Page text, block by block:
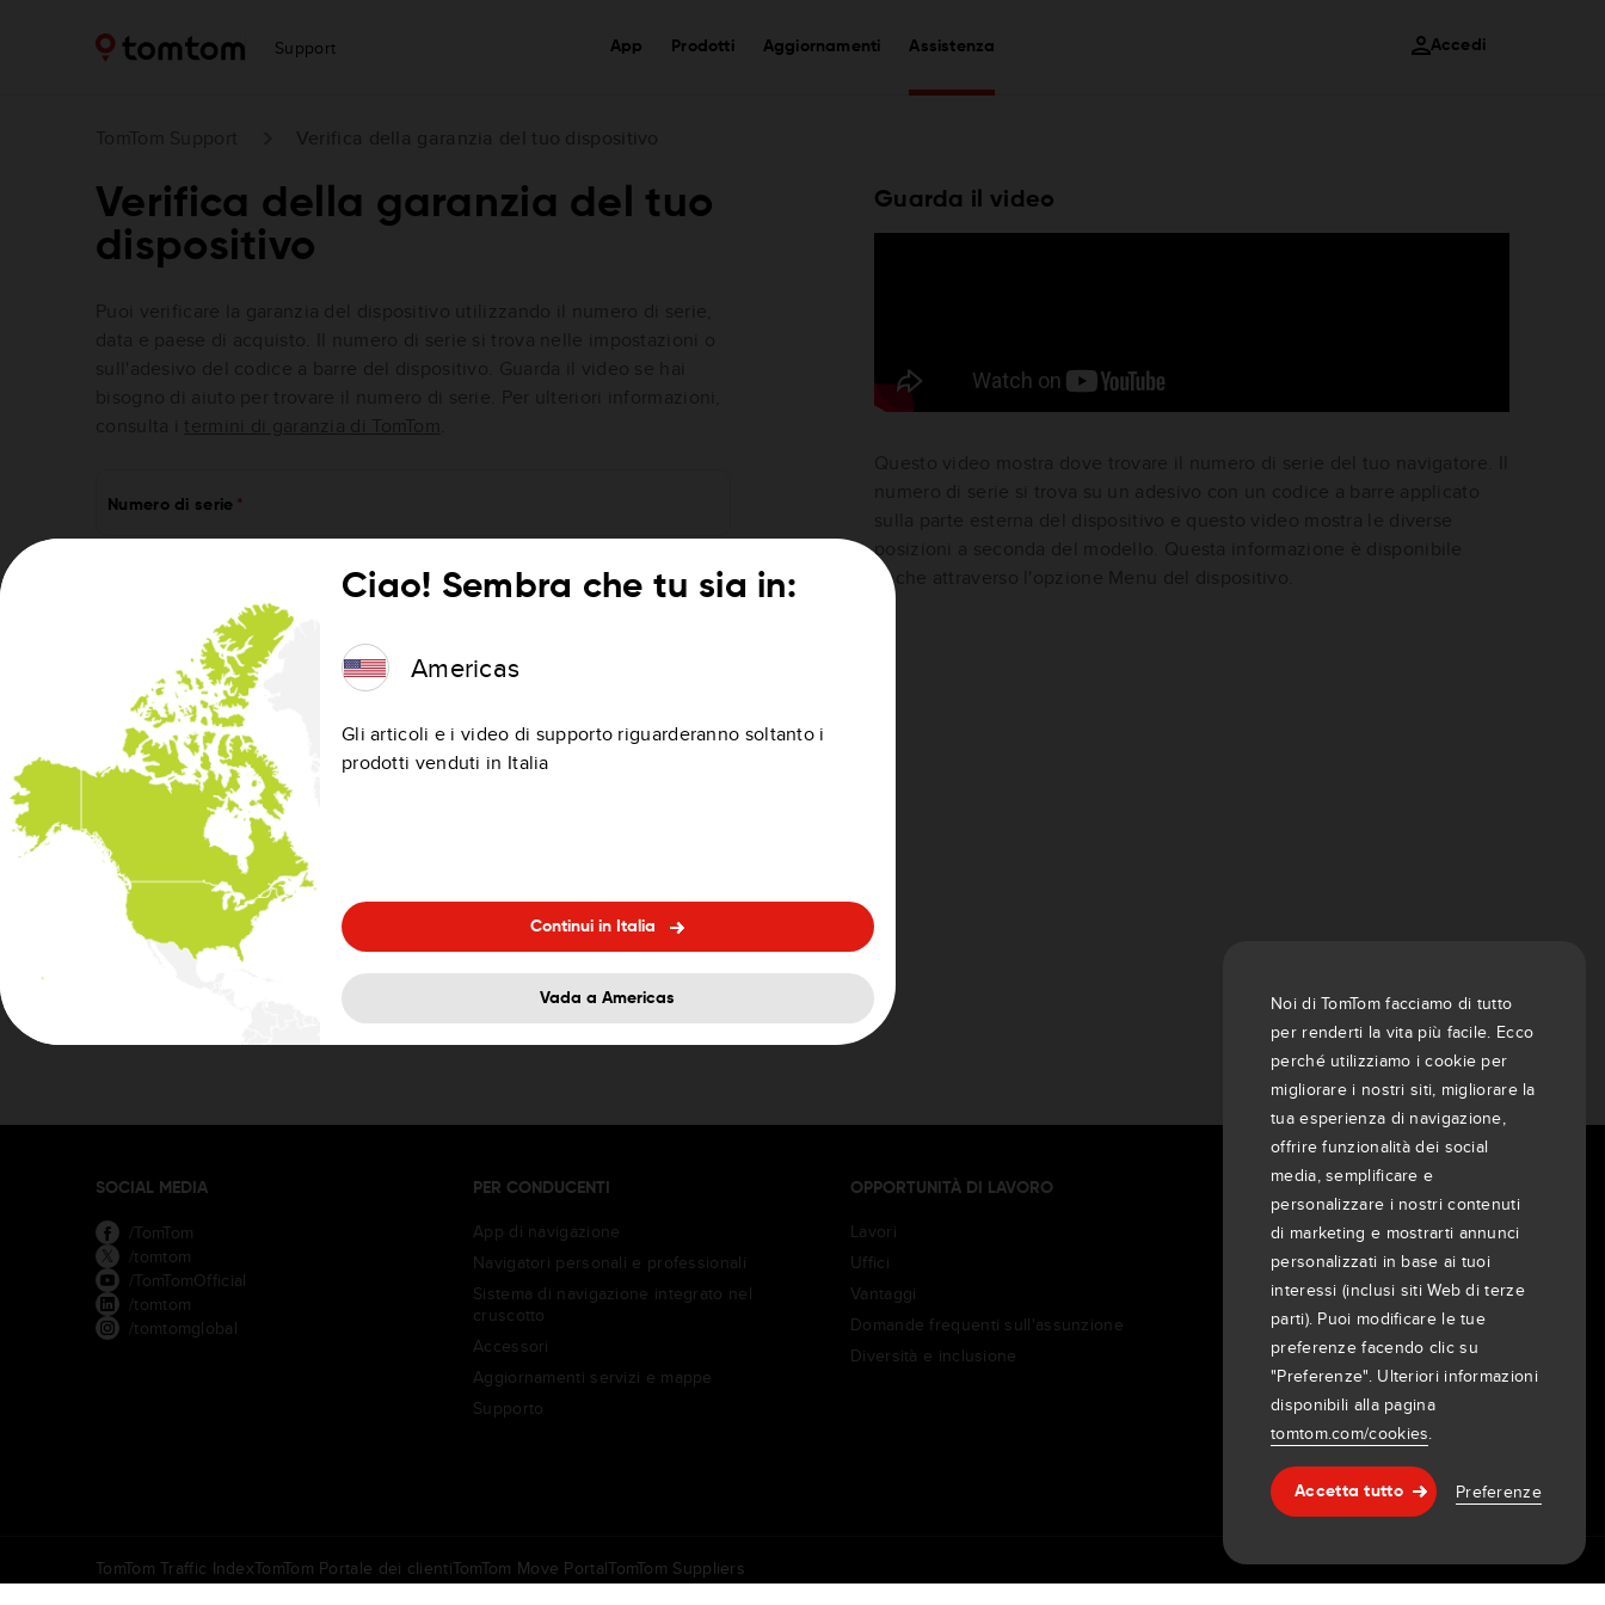
Support App Prodotti Aggiornamenti Assistenza Accedi
Assistenza & supporto
Verifica della garanzia del tuo
dispositivo
Numero di serie
Paese di acquisto
Reimposta
Invia
Guarda il video
posizioni a seconda del modello. Questa informazione è disponibile
anche attraverso l'opzione Menu del dispositivo.
SOCIAL MEDIA
/TomTom
/tomtom
/TomTomOfficial
/tomtom
/tomtomglobal
PER CONDUCENTI
App di navigazione
Navigatori personali e professionali
Sistema di navigazione integrato nel
cruscotto
Accessori
Aggiornamenti servizi e mappe
Supporto
OPPORTUNITÀ DI LAVORO
Lavori
Uffici
Vantaggi
Domande frequenti sull'assunzione
Diversità e inclusione
INFORMAZIONI SU DI NOI
Azienda
Clienti
Sala stampa
Eventi
Comunicati stampa
Investitori
7th item
Routing
9th item of footer
TomTom Traffic IndexTomTom Portale dei clientiTomTom Move PortalTomTom Suppliers
Noi di TomTom facciamo di tutto
per renderti la vita più facile. Ecco
perché utilizziamo i cookie per
migliorare i nostri siti, migliorare la
tua esperienza di navigazione,
offrire funzionalità dei social
media, semplificare e
personalizzare i nostri contenuti
di marketing e mostrarti annunci
personalizzati in base ai tuoi
interessi (inclusi siti Web di terze
parti). Puoi modificare le tue
preferenze facendo clic su
"Preferenze". Ulteriori informazioni
disponibili alla pagina
tomtom.com/cookies.
Accetta tutto Preferenze
Ciao! Sembra che tu sia in:
Americas
Gli articoli e i video di supporto riguarderanno soltanto i
prodotti venduti in Italia
Continui in Italia
Vada a Americas